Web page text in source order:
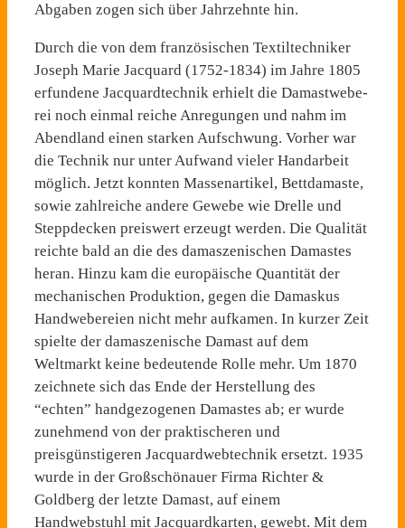
Abgaben zogen sich über Jahrzehnte hin.
Durch die von dem französi­schen Textiltechniker
Joseph Marie Jacquard (1752-1834) im Jahre 1805
erfundene Jacquard­technik erhielt die Damastwebe­
rei noch einmal reiche Anregun­gen und nahm im
Abendland einen starken Aufschwung. Vor­her war
die Technik nur unter Aufwand vieler Handarbeit
möglich. Jetzt konnten Massen­artikel, Bettda­maste,
sowie zahlreiche andere Gewebe wie Drelle und
Steppdecken preiswert erzeugt werden. Die Qualität
reichte bald an die des damaszenischen Damastes
he­ran. Hinzu kam die europäische Quantität der
mechanischen Pro­duktion, gegen die Damaskus
Handwebereien nicht mehr auf­kamen. In kurzer Zeit
spielte der damaszenische Damast auf dem
Weltmarkt keine bedeutende Rolle mehr. Um 1870
zeichnete sich das Ende der Herstellung des
“echten” handgezogenen Damastes ab; er wurde
zuneh­mend von der praktischeren und
preisgünstigeren Jacquardweb­technik ersetzt. 1935
wurde in der Großschönauer Firma Rich­ter &
Goldberg der letzte Damast, auf einem
Handwebstuhl mit Jac­quardkarten, gewebt. Mit dem